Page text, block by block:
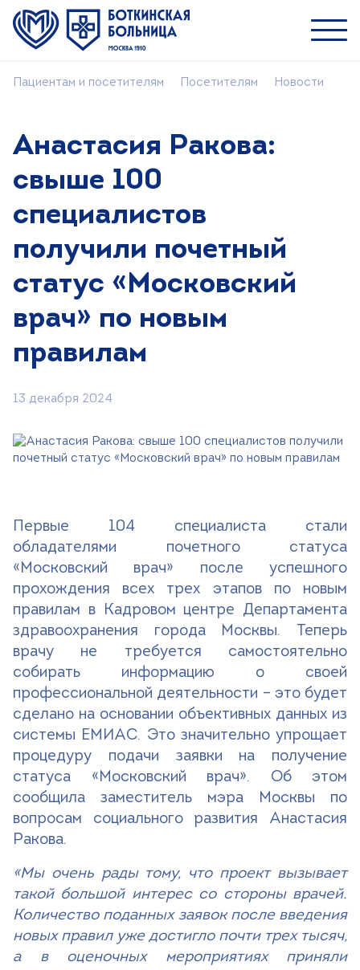
О ММНКЦ им. С.П. Боткина
Найти врача
Лечение
Пациентам и посетителям
Платные услуги
Медицинский туризм
Контакты
+7 (499) 490-03-03
+7 (800) 600-31-41
8:00-20:00 будни
8:00-18:00 выходные
Пациентам и посетителям Посетителям Новости
Анастасия Ракова:
свыше 100
специалистов
получили почетный
статус «Московский
врач» по новым
правилам
13 декабря 2024
Первые 104 специалиста стали
обладателями почетного статуса
«Московский врач» после успешного
прохождения всех трех этапов по новым
правилам в Кадровом центре Департамента
здравоохранения города Москвы. Теперь
врачу не требуется самостоятельно
собирать информацию о своей
профессиональной деятельности – это будет
сделано на основании объективных данных из
системы ЕМИАС. Это значительно упрощает
процедуру подачи заявки на получение
статуса «Московский врач». Об этом
сообщила заместитель мэра Москвы по
вопросам социального развития Анастасия
Ракова.
«Мы очень рады тому, что проект вызывает
такой большой интерес со стороны врачей.
Количество поданных заявок после введения
новых правил уже достигло почти трех тысяч,
а в оценочных мероприятиях приняли